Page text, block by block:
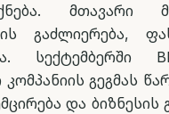
მთავარი
გაძლიერება,
გეგმას
და